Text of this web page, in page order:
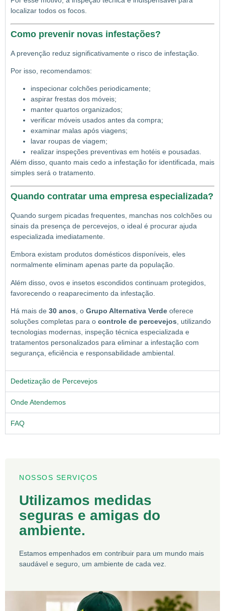
localizar todos os focos.
Como prevenir novas infestações?
A prevenção reduz significativamente o risco de infestação.
Por isso, recomendamos:
inspecionar colchões periodicamente;
aspirar frestas dos móveis;
manter quartos organizados;
verificar móveis usados antes da compra;
examinar malas após viagens;
lavar roupas de viagem;
realizar inspeções preventivas em hotéis e pousadas.
Além disso, quanto mais cedo a infestação for identificada, mais
simples será o tratamento.
Quando contratar uma empresa especializada?
Quando surgem picadas frequentes, manchas nos colchões ou
sinais da presença de percevejos, o ideal é procurar ajuda
especializada imediatamente.
Embora existam produtos domésticos disponíveis, eles
normalmente eliminam apenas parte da população.
Além disso, ovos e insetos escondidos continuam protegidos,
favorecendo o reaparecimento da infestação.
Há mais de 30 anos , o Grupo Alternativa Verde oferece
soluções completas para o controle de percevejos , utilizando
tecnologias modernas, inspeção técnica especializada e
tratamentos personalizados para eliminar a infestação com
segurança, eficiência e responsabilidade ambiental.
Dedetização de Percevejos
Onde Atendemos
FAQ
NOSSOS SERVIÇOS
Utilizamos medidas
seguras e amigas do
ambiente.
Estamos empenhados em contribuir para um mundo mais
saudável e seguro, um ambiente de cada vez.